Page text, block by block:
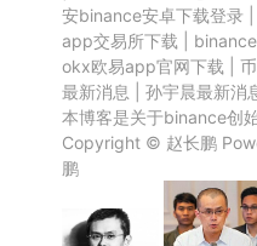
安binance安卓下载登录|
app交易所下载
okx欧易app官网下载
最新消息
孙宇晨最新消
本博客是关于binance创
Copyright © 赵长鹏
鹏